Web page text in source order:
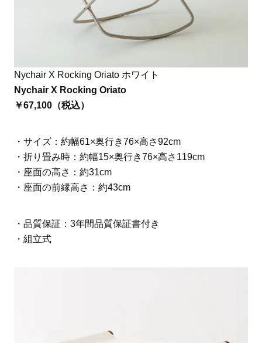
Nychair X Rocking Oriato ホワイト
Nychair X Rocking Oriato
￥67,100（税込）
・サイズ：約幅61×奥行き76×高さ92cm
・折り畳み時：約幅15×奥行き76×高さ119cm
・座面の高さ：約31cm
・座面の前縁高さ：約43cm
・品質保証：3年間品質保証書付き
・組立式